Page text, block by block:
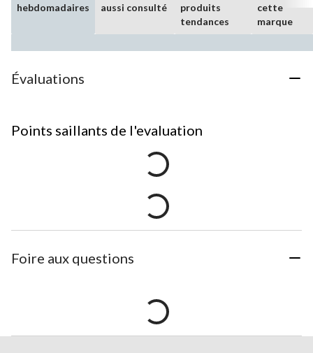
hebdomadaires
aussi consulté
produits
tendances
cette
marque
Évaluations
Points saillants de l'evaluation
Foire aux questions